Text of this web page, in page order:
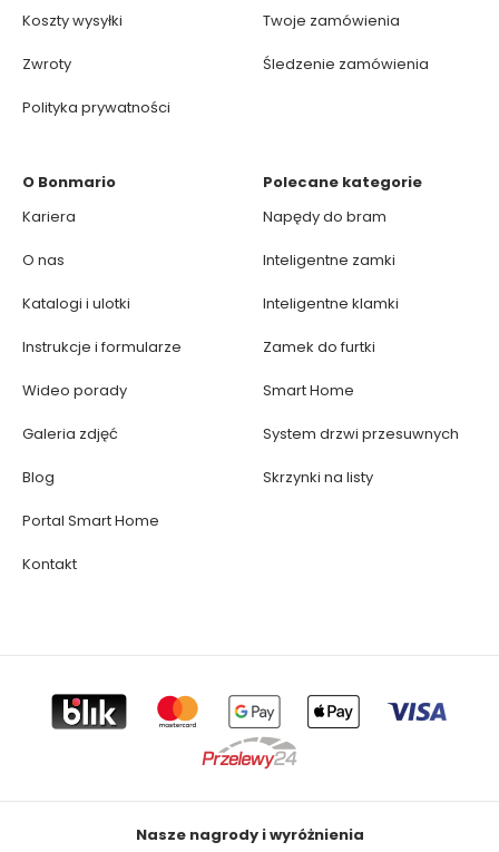
Koszty wysyłki
Zwroty
Polityka prywatności
Twoje zamówienia
Śledzenie zamówienia
O Bonmario
Kariera
O nas
Katalogi i ulotki
Instrukcje i formularze
Wideo porady
Galeria zdjęć
Blog
Portal Smart Home
Kontakt
Polecane kategorie
Napędy do bram
Inteligentne zamki
Inteligentne klamki
Zamek do furtki
Smart Home
System drzwi przesuwnych
Skrzynki na listy
Nasze nagrody i wyróżnienia